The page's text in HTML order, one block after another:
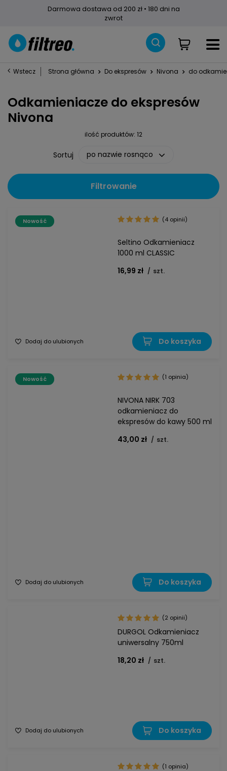
Darmowa dostawa od 200 zł • 180 dni na
zwrot
Wstecz Strona główna Do ekspresów Nivona do
Odkamieniacze do ekspresów
Nivona
ilość produktów: 12
Sortuj po nazwie rosnąco
Filtrowanie
Nowość
Seltino Odkamieniacz
1000 ml CLASSIC
16,99 zł / szt.
(4 opinii)
Dodaj do ulubionych Do koszyka
Nowość
NIVONA NIRK 703
odkamieniacz do
ekspresów do kawy 500 ml
43,00 zł / szt.
(1 opinia)
Dodaj do ulubionych Do koszyka
DURGOL Odkamieniacz
uniwersalny 750ml
18,20 zł / szt.
(2 opinii)
Dodaj do ulubionych Do koszyka
(1 opinia)